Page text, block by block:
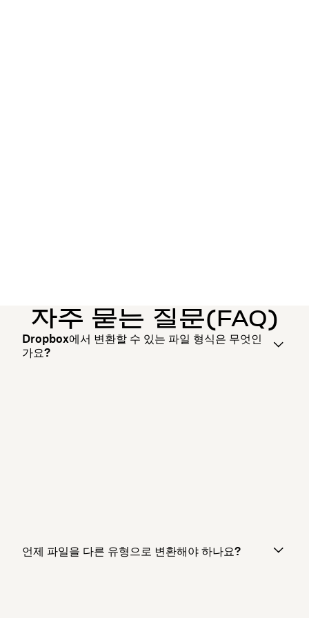
자주 묻는 질문(FAQ)
Dropbox에서 변환할 수 있는 파일 형식은 무엇인
가요?
언제 파일을 다른 유형으로 변환해야 하나요?